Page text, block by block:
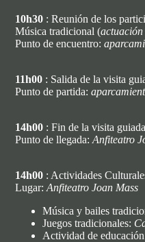
10h30 : Reunión de los
Música tradicional (actuación
Punto de encuentro:
11h00 : Salida de la visita
Punto de partida:
14h00 : Fin de la visita guiada
Punto de llegada: Anfiteatro
14h00 : Actividades
Lugar: Anfiteatro Joan Mass
Música y bailes
Juegos tradicionales:
Actividad de